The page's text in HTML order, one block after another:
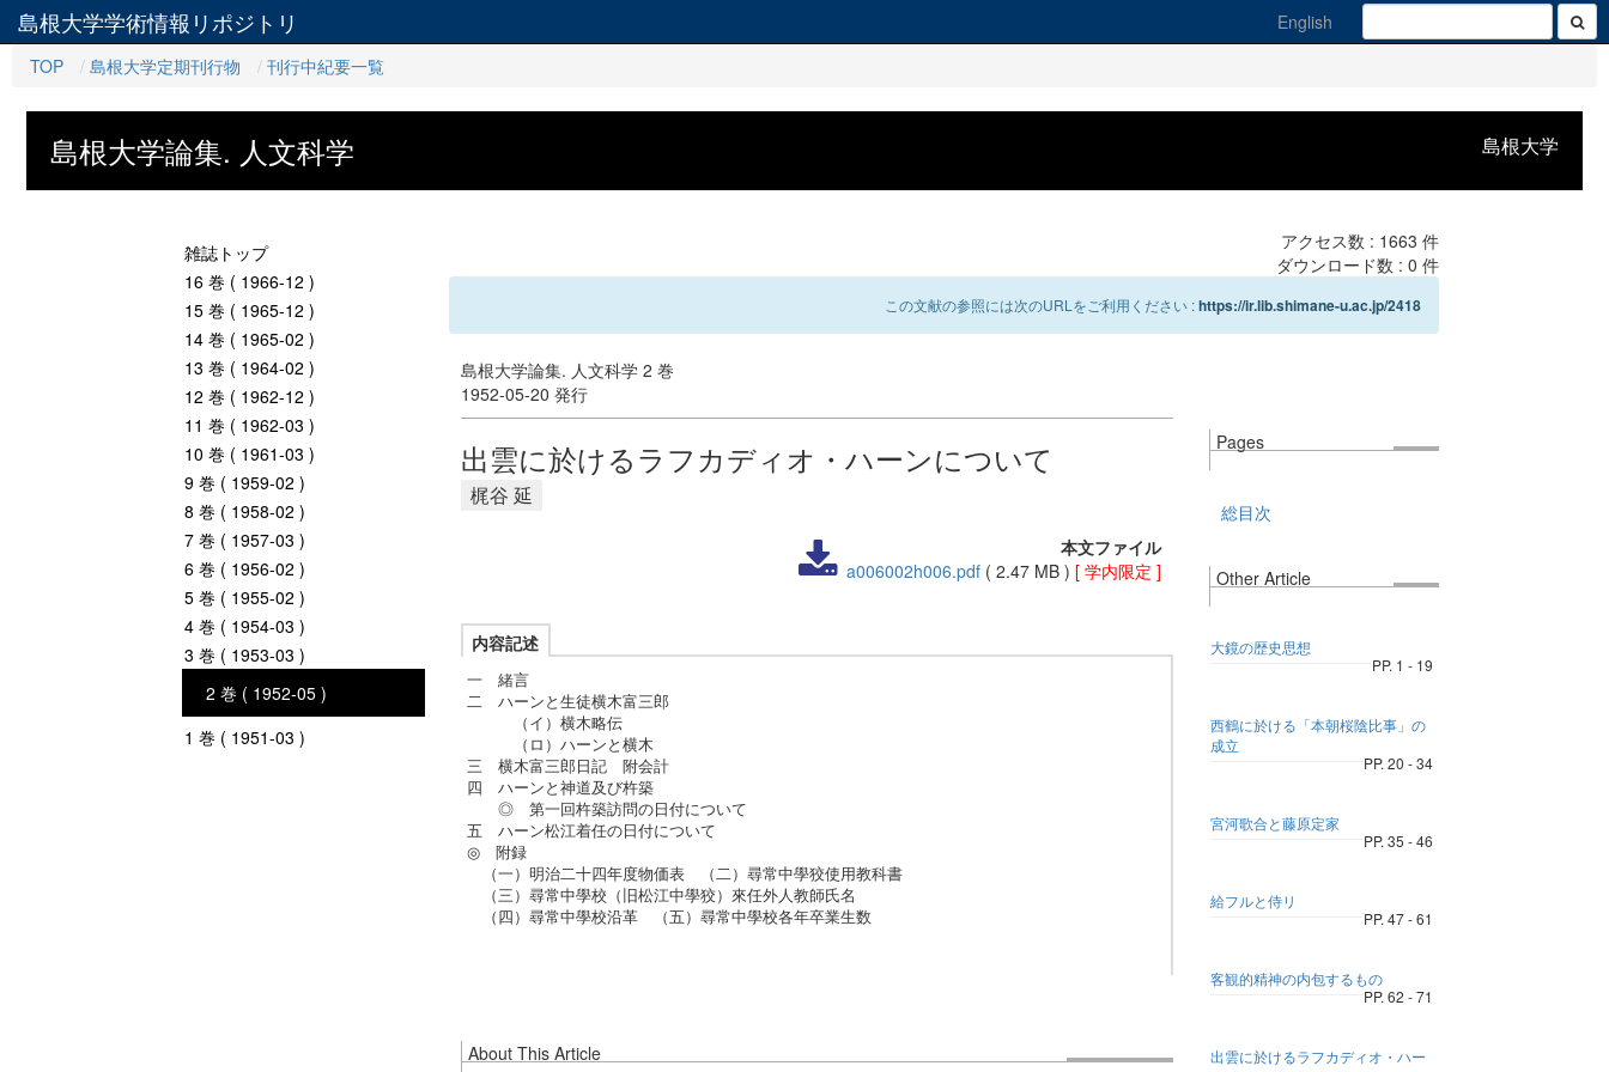
島根大学学術情報リポジトリ
English
TOP
島根大学定期刊行物 刊行中紀要一覧
島根大学
島根大学論集. 人文科学
雑誌トップ
16 巻 ( 1966-12 )
15 巻 ( 1965-12 )
14 巻 ( 1965-02 )
13 巻 ( 1964-02 )
12 巻 ( 1962-12 )
11 巻 ( 1962-03 )
10 巻 ( 1961-03 )
9 巻 ( 1959-02 )
8 巻 ( 1958-02 )
7 巻 ( 1957-03 )
6 巻 ( 1956-02 )
5 巻 ( 1955-02 )
4 巻 ( 1954-03 )
3 巻 ( 1953-03 )
2 巻 ( 1952-05 )
1 巻 ( 1951-03 )
アクセス数 : 1663 件
ダウンロード数 : 0 件
この文献の参照には次のURLをご利用ください :https://ir.lib.shimane-u.ac.jp/2418
島根大学論集. 人文科学 2 巻
1952-05-20 発行
出雲に於けるラフカディオ・ハーンについて
梶谷 延
本文ファイル
a006002h006.pdf (2.47 MB )[ 学内限定 ]
内容記述
一 緒言
二 ハーンと生徒横木富三郎
（イ）横木略伝
（ロ）ハーンと横木
三 横木富三郎日記 附会計
四 ハーンと神道及び杵築
◎ 第一回杵築訪問の日付について
五 ハーン松江着任の日付について
◎ 附録
（一）明治二十四年度物価表 （二）尋常中學狡使用教科書
（三）尋常中學校（旧松江中學狡）來任外人教師氏名
（四）尋常中學校沿革 （五）尋常中學校各年卒業生数
About This Article
Pages
総目次
Other Article
大鏡の歴史思想
PP. 1 - 19
西鶴に於ける「本朝桜陰比事」の
成立
PP. 20 - 34
宮河歌合と藤原定家
PP. 35 - 46
給フルと侍リ
PP. 47 - 61
客観的精神の内包するもの
PP. 62 - 71
出雲に於けるラフカディオ・ハー